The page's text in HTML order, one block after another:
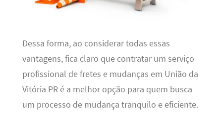
Dessa forma, ao considerar todas essas
vantagens, fica claro que contratar um serviço
profissional de fretes e mudanças em União da
Vitória PR é a melhor opção para quem busca
um processo de mudança tranquilo e eficiente.